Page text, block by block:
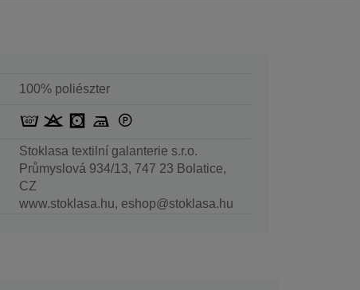
100% poliészter
Stoklasa textilní galanterie s.r.o.
Průmyslová 934/13, 747 23 Bolatice,
CZ
www.stoklasa.hu, eshop@stoklasa.hu